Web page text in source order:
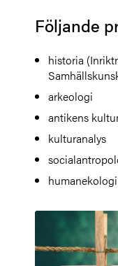
Följande
historia
arkeologi
antikens
kulturanalys
humanekologi